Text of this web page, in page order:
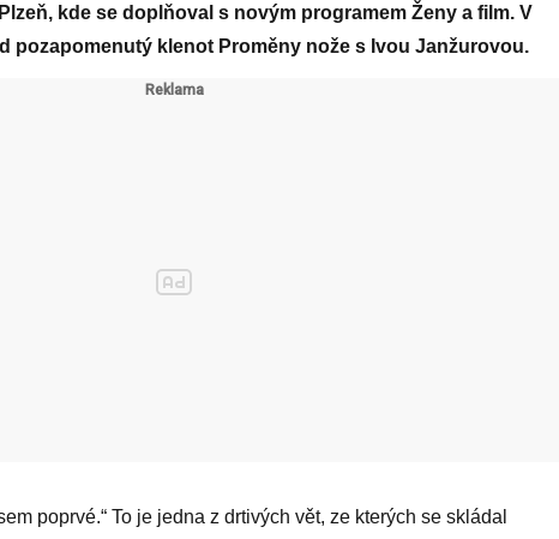
kde se doplňoval s novým programem Ženy a film. V
pozapomenutý klenot Proměny nože s Ivou Janžurovou.
poprvé.“ To je jedna z drtivých vět, ze kterých se skládal